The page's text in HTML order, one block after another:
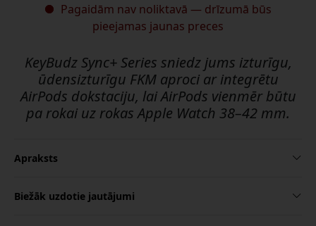
Pagaidām nav noliktavā — drīzumā būs
pieejamas jaunas preces
KeyBudz Sync+ Series sniedz jums izturīgu,
ūdensizturīgu FKM aproci ar integrētu
AirPods dokstaciju, lai AirPods vienmēr būtu
pa rokai uz rokas Apple Watch 38–42 mm.
Apraksts
Biežāk uzdotie jautājumi